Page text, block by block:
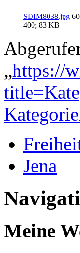
SDIM8038.jpg
400; 83 KB
„https://
Jena
Meine